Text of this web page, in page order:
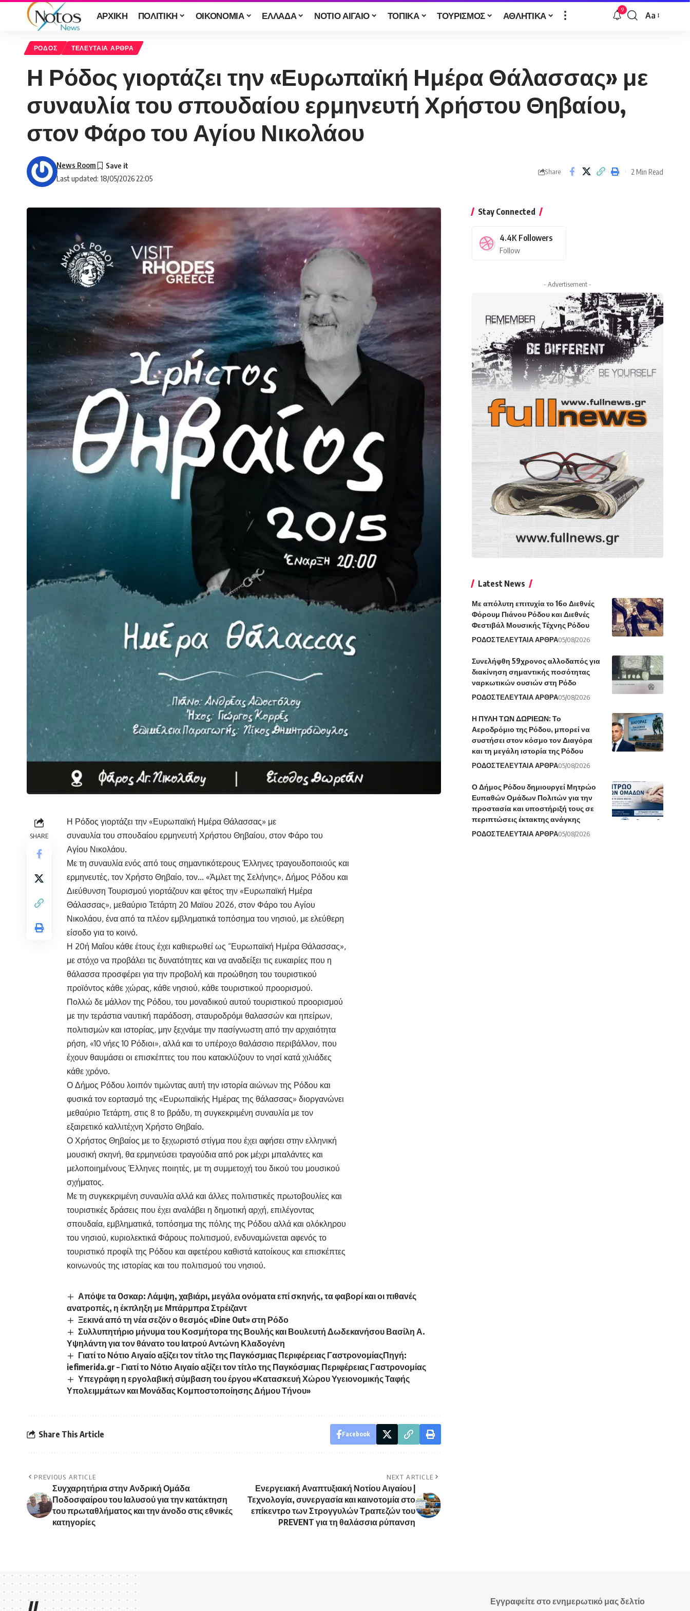
ΑΡΧΙΚΗ ΠΟΛΙΤΙΚΗ ΟΙΚΟΝΟΜΙΑ ΕΛΛΑΔΑ ΝΟΤΙΟ ΑΙΓΑΙΟ ΤΟΠΙΚΑ ΤΟΥΡΙΣΜΟΣ ΑΘΛΗΤΙΚΑ 9
Font
Aa
ΡΟΔΟΣ ΤΕΛΕΥΤΑΙΑ ΑΡΘΡΑ
Η Ρόδος γιορτάζει την «Ευρωπαϊκή Ημέρα Θάλασσας» με
συναυλία του σπουδαίου ερμηνευτή Χρήστου Θηβαίου,
στον Φάρο του Αγίου Νικολάου
Last updated: 18/05/2026 22:05
News Room
Share 2 Min Read
SHARE
Η Ρόδος γιορτάζει την «Ευρωπαϊκή Ημέρα Θάλασσας» με
συναυλία του σπουδαίου ερμηνευτή Χρήστου Θηβαίου, στον Φάρο του
Αγίου Νικολάου.
Με τη συναυλία ενός από τους σημαντικότερους Έλληνες τραγουδοποιούς και
ερμηνευτές, τον Χρήστο Θηβαίο, τον… «Άμλετ της Σελήνης», Δήμος Ρόδου και
Διεύθυνση Τουρισμού γιορτάζουν και φέτος την «Ευρωπαϊκή Ημέρα
Θάλασσας», μεθαύριο Τετάρτη 20 Μαϊου 2026, στον Φάρο του Αγίου
Νικολάου, ένα από τα πλέον εμβληματικά τοπόσημα του νησιού, με ελεύθερη
είσοδο για το κοινό.
Η 20ή Μαΐου κάθε έτους έχει καθιερωθεί ως “Ευρωπαϊκή Ημέρα Θάλασσας»,
με στόχο να προβάλει τις δυνατότητες και να αναδείξει τις ευκαιρίες που η
θάλασσα προσφέρει για την προβολή και προώθηση του τουριστικού
προϊόντος κάθε χώρας, κάθε νησιού, κάθε τουριστικού προορισμού.
Πολλώ δε μάλλον της Ρόδου, του μοναδικού αυτού τουριστικού προορισμού
με την τεράστια ναυτική παράδοση, σταυροδρόμι θαλασσών και ηπείρων,
πολιτισμών και ιστορίας, μην ξεχνάμε την πασίγνωστη από την αρχαιότητα
ρήση, «10 νήες 10 Ρόδιοι», αλλά και το υπέροχο θαλάσσιο περιβάλλον, που
έχουν θαυμάσει οι επισκέπτες του που κατακλύζουν το νησί κατά χιλιάδες
κάθε χρόνο.
Ο Δήμος Ρόδου λοιπόν τιμώντας αυτή την ιστορία αιώνων της Ρόδου και
φυσικά τον εορτασμό της «Ευρωπαϊκής Ημέρας της θάλασσας» διοργανώνει
μεθαύριο Τετάρτη, στις 8 το βράδυ, τη συγκεκριμένη συναυλία με τον
εξαιρετικό καλλιτέχνη Χρήστο Θηβαίο.
Ο Χρήστος Θηβαίος με το ξεχωριστό στίγμα που έχει αφήσει στην ελληνική
μουσική σκηνή, θα ερμηνεύσει τραγούδια από ροκ μέχρι μπαλάντες και
μελοποιημένους Έλληνες ποιητές, με τη συμμετοχή του δικού του μουσικού
σχήματος.
Με τη συγκεκριμένη συναυλία αλλά και άλλες πολιτιστικές πρωτοβουλίες και
τουριστικές δράσεις που έχει αναλάβει η δημοτική αρχή, επιλέγοντας
σπουδαία, εμβληματικά, τοπόσημα της πόλης της Ρόδου αλλά και ολόκληρου
του νησιού, κυριολεκτικά Φάρους πολιτισμού, ενδυναμώνεται αφενός το
τουριστικό προφίλ της Ρόδου και αφετέρου καθιστά κατοίκους και επισκέπτες
κοινωνούς της ιστορίας και του πολιτισμού του νησιού.
Απόψε τα Oσκαρ: Λάμψη, χαβιάρι, μεγάλα ονόματα επί σκηνής, τα φαβορί και οι πιθανές
ανατροπές, η έκπληξη με Μπάρμπρα Στρέιζαντ
Ξεκινά από τη νέα σεζόν ο θεσμός «Dine Out» στη Ρόδο
Συλλυπητήριο μήνυμα του Κοσμήτορα της Βουλής και Βουλευτή Δωδεκανήσου Βασίλη Α.
Υψηλάντη για τον θάνατο του Ιατρού Αντώνη Κλαδογένη
Γιατί το Νότιο Αιγαίο αξίζει τον τίτλο της Παγκόσμιας Περιφέρειας ΓαστρονομίαςΠηγή:
iefimerida.gr – Γιατί το Νότιο Αιγαίο αξίζει τον τίτλο της Παγκόσμιας Περιφέρειας Γαστρονομίας
Υπεγράφη η εργολαβική σύμβαση του έργου «Κατασκευή Χώρου Υγειονομικής Ταφής
Υπολειμμάτων και Μονάδας Κομποστοποίησης Δήμου Τήνου»
Share This Article Facebook
PREVIOUS ARTICLE
Συγχαρητήρια στην Ανδρική Ομάδα
Ποδοσφαίρου του Ιαλυσού για την κατάκτηση
του πρωταθλήματος και την άνοδο στις εθνικές
κατηγορίες
NEXT ARTICLE
Ενεργειακή Αναπτυξιακή Νοτίου Αιγαίου |
Τεχνολογία, συνεργασία και καινοτομία στο
επίκεντρο των Στρογγυλών Τραπεζών του
PREVENT για τη θαλάσσια ρύπανση
Stay Connected
4.4K Followers
Follow
- Advertisement -
Latest News
Με απόλυτη επιτυχία το 16ο Διεθνές
Φόρουμ Πιάνου Ρόδου και Διεθνές
Φεστιβάλ Μουσικής Τέχνης Ρόδου
ΡΟΔΟΣΤΕΛΕΥΤΑΙΑ ΑΡΘΡΑ05/08/2026
Συνελήφθη 59χρονος αλλοδαπός για
διακίνηση σημαντικής ποσότητας
ναρκωτικών ουσιών στη Ρόδο
ΡΟΔΟΣΤΕΛΕΥΤΑΙΑ ΑΡΘΡΑ05/08/2026
Η ΠΥΛΗ ΤΩΝ ΔΩΡΙΕΩΝ: Το
Αεροδρόμιο της Ρόδου, μπορεί να
συστήσει στον κόσμο τον Διαγόρα
και τη μεγάλη ιστορία της Ρόδου
ΡΟΔΟΣΤΕΛΕΥΤΑΙΑ ΑΡΘΡΑ05/08/2026
Ο Δήμος Ρόδου δημιουργεί Μητρώο
Ευπαθών Ομάδων Πολιτών για την
προστασία και υποστήριξή τους σε
περιπτώσεις έκτακτης ανάγκης
ΡΟΔΟΣΤΕΛΕΥΤΑΙΑ ΑΡΘΡΑ05/08/2026
Εγγραφείτε στο ενημερωτικό μας δελτίο